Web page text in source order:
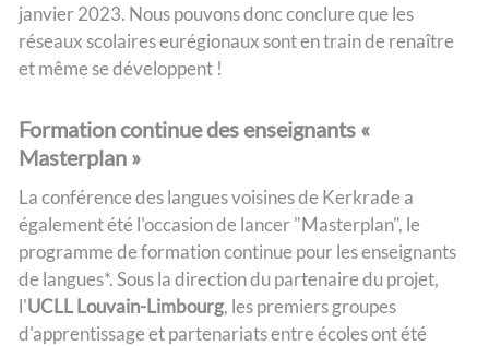
janvier 2023. Nous pouvons donc conclure que les
réseaux scolaires eurégionaux sont en train de renaître
et même se développent !
Formation continue des enseignants «
Masterplan »
La conférence des langues voisines de Kerkrade a
également été l'occasion de lancer "Masterplan", le
programme de formation continue pour les enseignants
de langues*. Sous la direction du partenaire du projet,
l'UCLL Louvain-Limbourg, les premiers groupes
d'apprentissage et partenariats entre écoles ont été